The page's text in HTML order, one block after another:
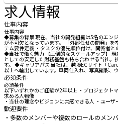
求人情報
仕事内容
仕事内容
◆募集の背景 現在、当社の開発組織は5名のエン
が不可欠となっています。 「外部任せの開発」
テム要件定義 ・タスクの優先順位付け、関係者
◆当社で働く魅力 【圧倒的なスケールアップ】
としての安定した財務基盤も持ち合わせる当社
す。 ◆キャリアパス 当社は、越境ECサイト「
以上へ輸出しています。車両仕入れ、写真撮影、
必須条件
必須条件
以下いずれかのご経験が2年以上 ・プロジェクト
求める人物像
・当社の理念やビジョンに共感できる人 ・ユー
歓迎要件
・多数のメンバーや複数のロールのメ